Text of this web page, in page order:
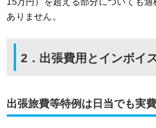
ありません。
2．出張費用とインボイ
出張旅費等特例は日当でも実